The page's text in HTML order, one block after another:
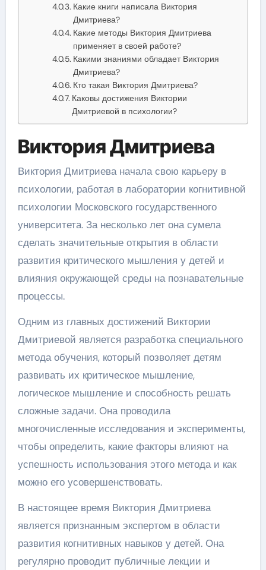
Какие книги написала Виктория
Дмитриева?
Какие методы Виктория Дмитриева
применяет в своей работе?
Какими знаниями обладает Виктория
Дмитриева?
Кто такая Виктория Дмитриева?
Каковы достижения Виктории
Дмитриевой в психологии?
Виктория Дмитриева
Виктория Дмитриева начала свою карьеру в
психологии, работая в лаборатории когнитивной
психологии Московского государственного
университета. За несколько лет она сумела
сделать значительные открытия в области
развития критического мышления у детей и
влияния окружающей среды на познавательные
процессы.
Одним из главных достижений Виктории
Дмитриевой является разработка специального
метода обучения, который позволяет детям
развивать их критическое мышление,
логическое мышление и способность решать
сложные задачи. Она проводила
многочисленные исследования и эксперименты,
чтобы определить, какие факторы влияют на
успешность использования этого метода и как
можно его усовершенствовать.
В настоящее время Виктория Дмитриева
является признанным экспертом в области
развития когнитивных навыков у детей. Она
регулярно проводит публичные лекции и